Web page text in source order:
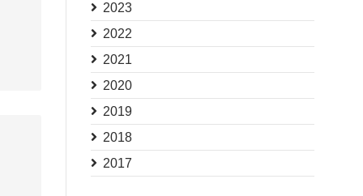
2023
2022
2021
2020
2019
2018
2017